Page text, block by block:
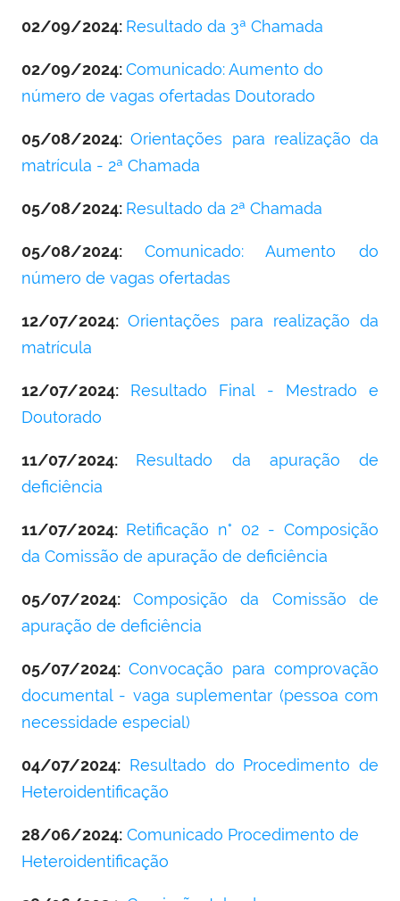
02/09/2024: Resultado da 3ª Chamada
02/09/2024:Comunicado: Aumento do
número de vagas ofertadas Doutorado
05/08/2024: Orientações para realização da
matrícula - 2ª Chamada
05/08/2024: Resultado da 2ª Chamada
05/08/2024: Comunicado: Aumento do
número de vagas ofertadas
12/07/2024:Orientações para realização da
matrícula
12/07/2024:
Resultado Final - Mestrado e
Doutorado
11/07/2024: Resultado da apuração de
deficiência
11/07/2024: Retificação n° 02 - Composição
da Comissão de apuração de deficiência
05/07/2024: Composição da Comissão de
apuração de deficiência
05/07/2024: Convocação para comprovação
documental - vaga suplementar (pessoa com
necessidade especial)
04/07/2024: Resultado do Procedimento de
Heteroidentificação
28/06/2024: Comunicado Procedimento de
Heteroidentificação